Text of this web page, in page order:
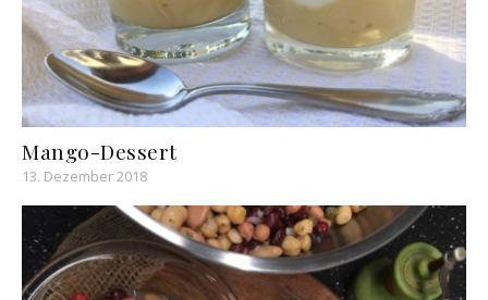
Mango-Dessert
13. Dezember 2018